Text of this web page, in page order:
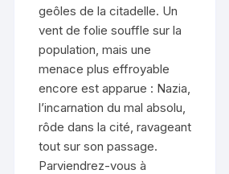
geôles de la citadelle. Un
vent de folie souffle sur la
population, mais une
menace plus effroyable
encore est apparue : Nazia,
l’incarnation du mal absolu,
rôde dans la cité, ravageant
tout sur son passage.
Parviendrez-vous à